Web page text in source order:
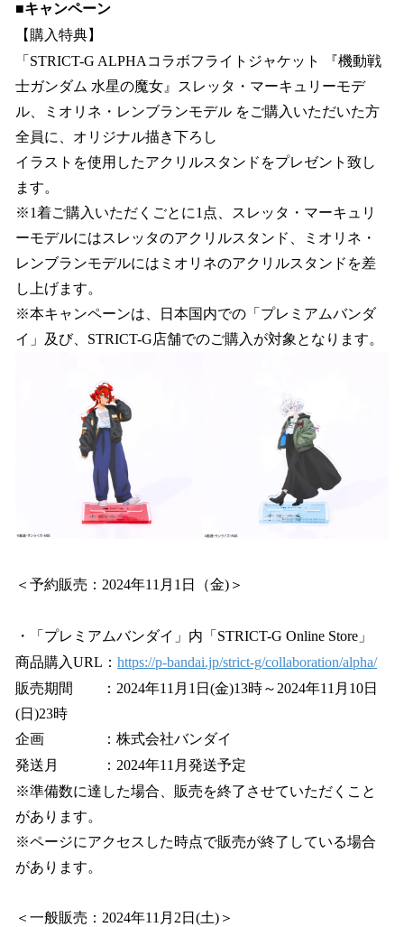
■キャンペーン
【購入特典】
「STRICT-G ALPHAコラボフライトジャケット 『機動戦
士ガンダム 水星の魔女』スレッタ・マーキュリーモデ
ル、ミオリネ・レンブランモデル をご購入いただいた方
全員に、オリジナル描き下ろし
イラストを使用したアクリルスタンドをプレゼント致し
ます。
※1着ご購入いただくごとに1点、スレッタ・マーキュリ
ーモデルにはスレッタのアクリルスタンド、ミオリネ・
レンブランモデルにはミオリネのアクリルスタンドを差
し上げます。
※本キャンペーンは、日本国内での「プレミアムバンダ
イ」及び、STRICT-G店舗でのご購入が対象となります。
＜予約販売：2024年11月1日（金)＞
・「プレミアムバンダイ」内「STRICT-G Online Store」
商品購入URL： https://p-bandai.jp/strict-g/collaboration/alpha/
販売期間 ：2024年11月1日(金)13時～2024年11月10日
(日)23時
企画 ：株式会社バンダイ
発送月 ：2024年11月発送予定
※準備数に達した場合、販売を終了させていただくこと
があります。
※ページにアクセスした時点で販売が終了している場合
があります。
＜一般販売：2024年11月2日(土)＞